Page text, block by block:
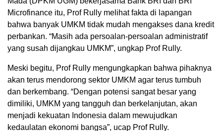
Microfinance itu, Prof Rully melihat fakta di lapangan
bahwa banyak UMKM tidak mudah mengakses dana kredit
perbankan. “Masih ada persoalan-persoalan administratif
yang susah dijangkau UMKM”, ungkap Prof Rully.
Meski begitu, Prof Rully mengungkapkan bahwa pihaknya
akan terus mendorong sektor UMKM agar terus tumbuh
dan berkembang. “Dengan potensi sangat besar yang
dimiliki, UMKM yang tangguh dan berkelanjutan, akan
menjadi kekuatan Indonesia dalam mewujudkan
kedaulatan ekonomi bangsa”, ucap Prof Rully.